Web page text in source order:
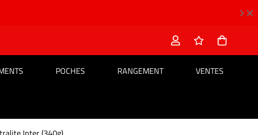
POCHES RANGEMENT VENTES